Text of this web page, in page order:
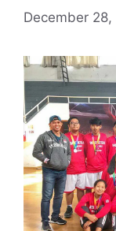
December 28,